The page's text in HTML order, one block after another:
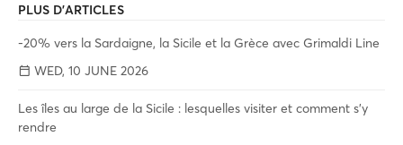
PLUS D'ARTICLES
-20% vers la Sardaigne, la Sicile et la Grèce avec Grimaldi Line
WED, 10 JUNE 2026
Les îles au large de la Sicile : lesquelles visiter et comment s'y
rendre